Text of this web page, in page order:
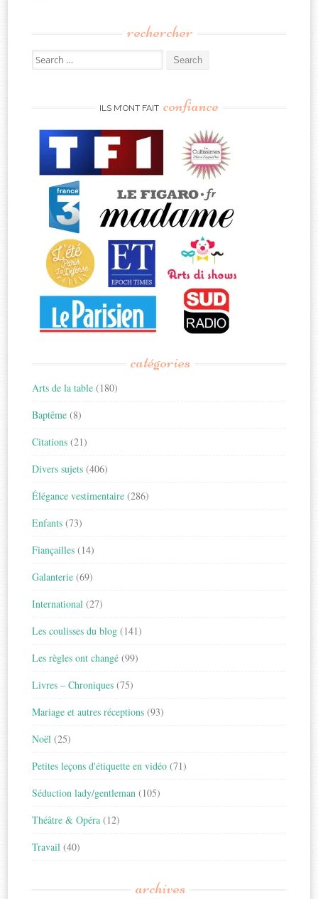
rechercher
Search
for:
ILS M’ONT FAIT confiance
catégories
Arts de la table (180)
Baptême (8)
Citations (21)
Divers sujets (406)
Élégance vestimentaire (286)
Enfants (73)
Fiançailles (14)
Galanterie (69)
International (27)
Les coulisses du blog (141)
Les règles ont changé (99)
Livres – Chroniques (75)
Mariage et autres réceptions (93)
Noël (25)
Petites leçons d'étiquette en vidéo (71)
Séduction lady/gentleman (105)
Théâtre & Opéra (12)
Travail (40)
archives